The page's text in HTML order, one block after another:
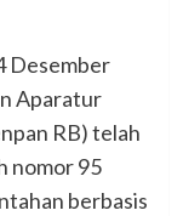
Desember
Aparatur
RB) telah
nomor 95
berbasis